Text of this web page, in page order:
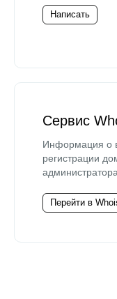
Написать
Сервис
Информация о
регистрации
администратора.
Перейти в